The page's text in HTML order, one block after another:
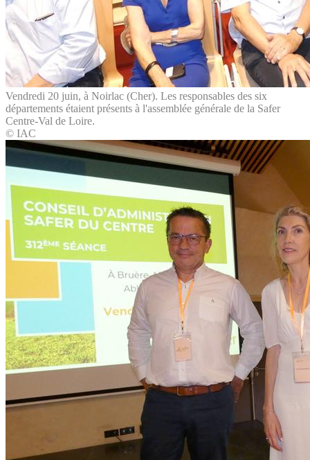
Vendredi 20 juin, à Noirlac (Cher). Les responsables des six
départements étaient présents à l'assemblée générale de la Safer
Centre-Val de Loire.
© IAC